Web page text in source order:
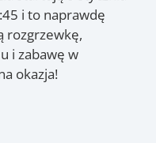
i to naprawdę
rozgrzewkę,
i zabawę w
okazja!